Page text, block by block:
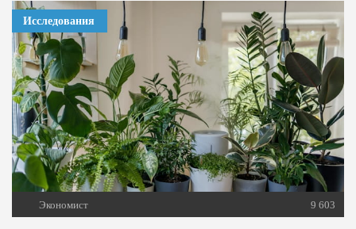
Исследования
Экономист 9 603